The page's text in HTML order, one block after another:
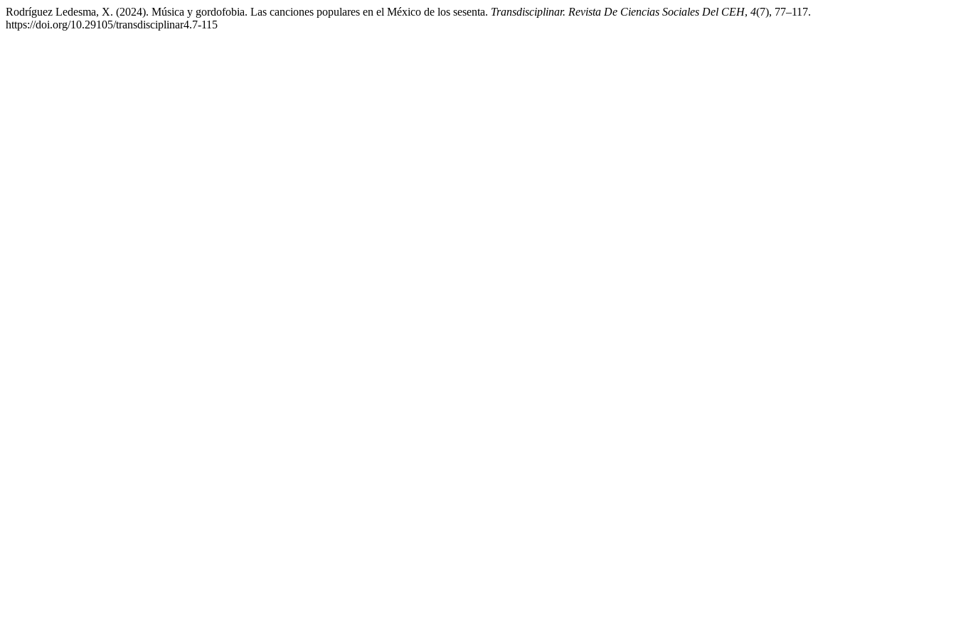
Rodríguez Ledesma, X. (2024). Música y gordofobia. Las canciones populares en el México de los sesenta. Transdisciplinar. Revista De Ciencias Sociales Del CEH, 4(7), 77–117.
https://doi.org/10.29105/transdisciplinar4.7-115